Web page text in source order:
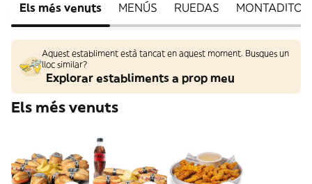
Els més venuts MENÚS RUEDAS
Aquest establiment està tancat en aquest moment. Busques un
lloc similar?
Explorar establiments a prop meu
Els més venuts